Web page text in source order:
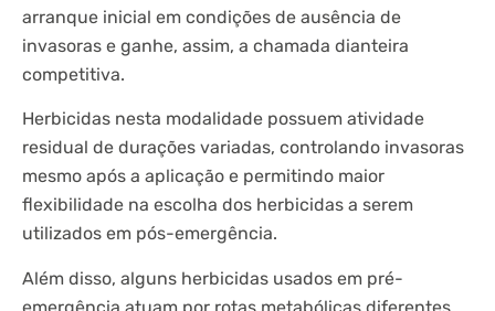
arranque inicial em condições de ausência de
invasoras e ganhe, assim, a chamada dianteira
competitiva.
Herbicidas nesta modalidade possuem atividade
residual de durações variadas, controlando invasoras
mesmo após a aplicação e permitindo maior
flexibilidade na escolha dos herbicidas a serem
utilizados em pós-emergência.
Além disso, alguns herbicidas usados em pré-
emergência atuam por rotas metabólicas diferentes